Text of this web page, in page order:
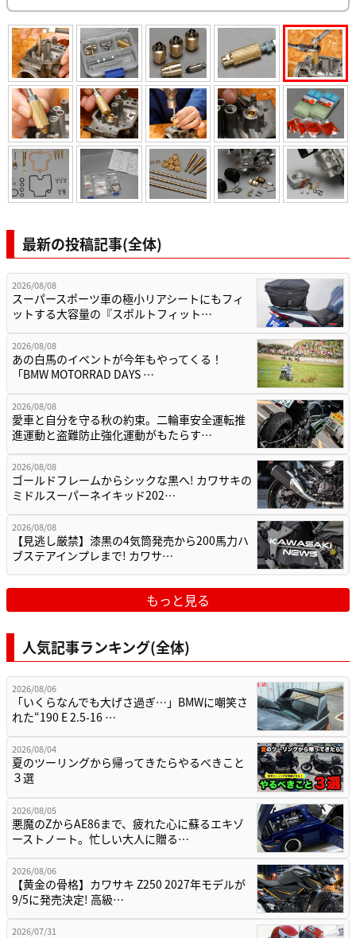
最新の投稿記事(全体)
2026/08/08
スーパースポーツ車の極小リアシートにもフィ
ットする大容量の『スポルトフィット…
2026/08/08
あの白馬のイベントが今年もやってくる！
「BMW MOTORRAD DAYS …
2026/08/08
愛車と自分を守る秋の約束。二輪車安全運転推
進運動と盗難防止強化運動がもたらす…
2026/08/08
ゴールドフレームからシックな黒へ! カワサキの
ミドルスーパーネイキッド202…
2026/08/08
【見逃し厳禁】漆黒の4気筒発売から200馬力ハ
ブステアインプレまで! カワサ…
もっと見る
人気記事ランキング(全体)
2026/08/06
「いくらなんでも大げさ過ぎ…」BMWに嘲笑さ
れた“190 E 2.5-16 …
2026/08/04
夏のツーリングから帰ってきたらやるべきこと
３選
2026/08/05
悪魔のZからAE86まで、疲れた心に蘇るエキゾ
ーストノート。忙しい大人に贈る…
2026/08/06
【黄金の骨格】カワサキ Z250 2027年モデルが
9/5に発売決定! 高級…
2026/07/31